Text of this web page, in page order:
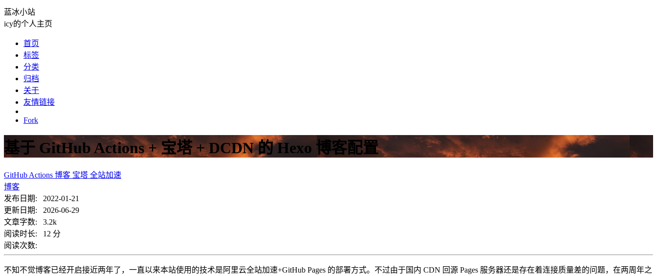
蓝冰小站
icy的个人主页
首页
标签
分类
归档
关于
友情链接
Fork
基于 GitHub Actions + 宝塔 + DCDN 的 Hexo 博客配置
GitHub Actions 博客 宝塔 全站加速
博客
发布日期: 2022-01-21
更新日期: 2026-06-29
文章字数: 3.2k
阅读时长: 12 分
阅读次数:
不知不觉博客已经开启接近两年了，一直以来本站使用的技术是阿里云全站加速+GitHub Pages 的部署方式。不过由于国内 CDN 回源 Pages 服务器还是存在着连接质量差的问题，在两周年之